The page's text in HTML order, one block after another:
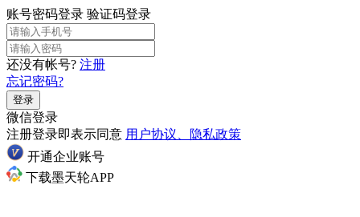
账号密码登录 验证码登录
还没有帐号? 注册
忘记密码?
登录
微信登录
注册登录即表示同意 用户协议、隐私政策
开通企业账号
下载墨天轮APP